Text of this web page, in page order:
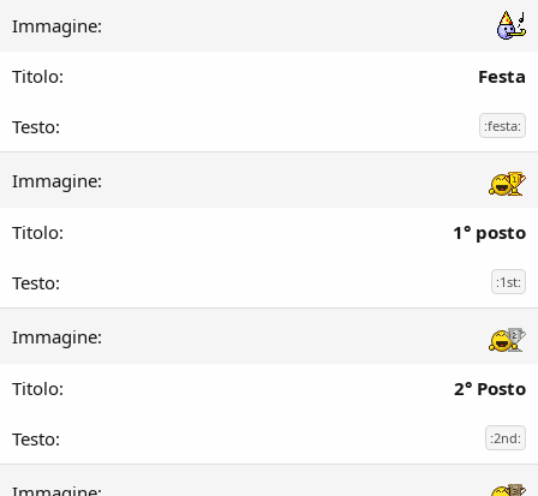
Festa
:festa:
1° posto
:1st:
2° Posto
:2nd: